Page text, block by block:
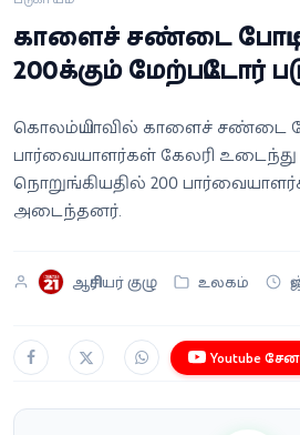
வீடியோ
வணிகம்
கட்டுரை
வெப்ஸ்டோரி
காளைச் சண்டை போட்டி
200க்கும் மேற்பட்டோர்
கொலம்பியாவில் காளைச் சண்டை
பார்வையாளர்கள் கேலரி உடைந்து
நொறுங்கியதில் 200
அடைந்தனர்.
ஆசிரியர் குழு உலகம்
Youtube